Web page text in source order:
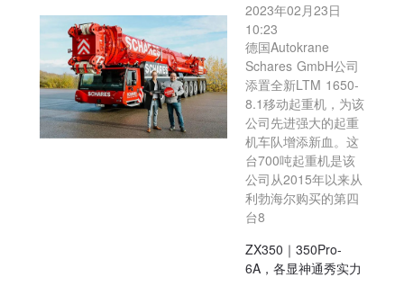
2023年02月23日
10:23
德国Autokrane
Schares GmbH公司
添置全新LTM 1650-
8.1移动起重机，为该
公司先进强大的起重
机车队增添新血。这
台700吨起重机是该
公司从2015年以来从
利勃海尔购买的第四
台8
ZX350｜350Pro-
6A，各显神通秀实力